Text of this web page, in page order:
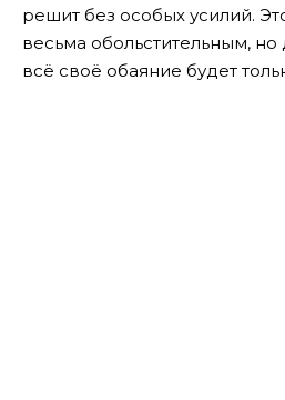
решит без особых усилий.
весьма обольстительным,
всё своё обаяние будет